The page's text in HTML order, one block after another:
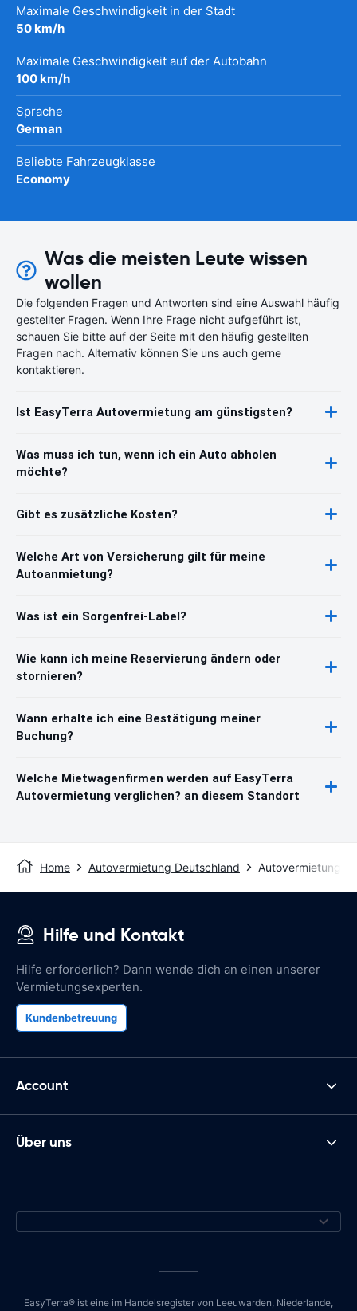
Maximale Geschwindigkeit in der Stadt
50 km/h
Maximale Geschwindigkeit auf der Autobahn
100 km/h
Sprache
German
Beliebte Fahrzeugklasse
Economy
Was die meisten Leute wissen
wollen
Die folgenden Fragen und Antworten sind eine Auswahl häufig
gestellter Fragen. Wenn Ihre Frage nicht aufgeführt ist,
schauen Sie bitte auf der Seite mit den häufig gestellten
Fragen nach. Alternativ können Sie uns auch gerne
kontaktieren.
Ist EasyTerra Autovermietung am günstigsten?
Was muss ich tun, wenn ich ein Auto abholen
möchte?
Gibt es zusätzliche Kosten?
Welche Art von Versicherung gilt für meine
Autoanmietung?
Was ist ein Sorgenfrei-Label?
Wie kann ich meine Reservierung ändern oder
stornieren?
Wann erhalte ich eine Bestätigung meiner
Buchung?
Welche Mietwagenfirmen werden auf EasyTerra
Autovermietung verglichen? an diesem Standort
Home Autovermietung Deutschland Autovermietung
Hilfe und Kontakt
Hilfe erforderlich? Dann wende dich an einen unserer
Vermietungsexperten.
Kundenbetreuung
Account
Über uns
EasyTerra® ist eine im Handelsregister von Leeuwarden, Niederlande,